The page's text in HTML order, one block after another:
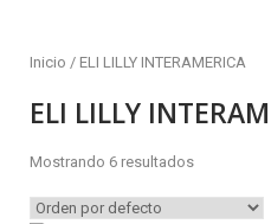
Inicio / ELI LILLY INTERAMERICA
ELI LILLY
Mostrando 6 resultados